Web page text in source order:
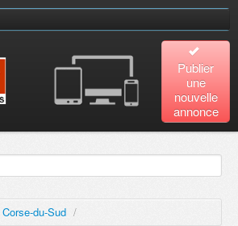
Publier
une
nouvelle
annonce
Corse-du-Sud /